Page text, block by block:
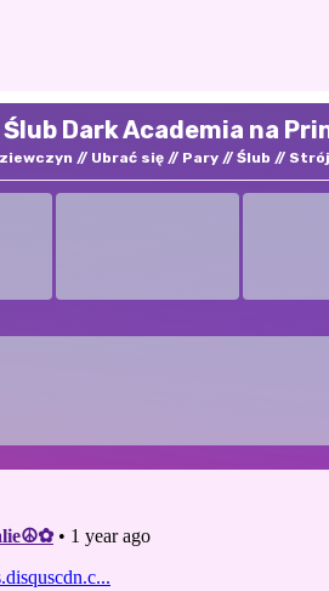
Ślub Dark Academia na
Ubrać się Pary Ślub Strój